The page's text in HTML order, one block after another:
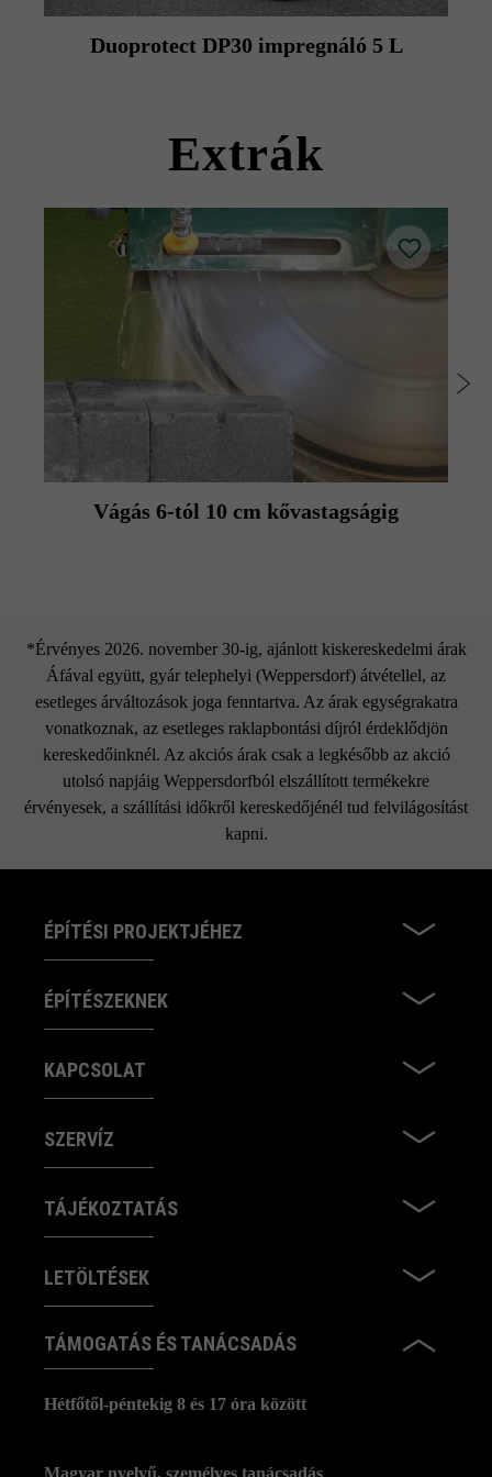
Duoprotect DP30 impregnáló 5 L
Extrák
Vágás 6-tól 10 cm kővastagságig
*Érvényes 2026. november 30-ig, ajánlott kiskereskedelmi árak
Áfával együtt, gyár telephelyi (Weppersdorf) átvétellel, az
esetleges árváltozások joga fenntartva. Az árak egységrakatra
vonatkoznak, az esetleges raklapbontási díjról érdeklődjön
kereskedőinknél. Az akciós árak csak a legkésőbb az akció
utolsó napjáig Weppersdorfból elszállított termékekre
érvényesek, a szállítási időkről kereskedőjénél tud felvilágosítást
kapni.
ÉPÍTÉSI PROJEKTJÉHEZ
ÉPÍTÉSZEKNEK
KAPCSOLAT
SZERVÍZ
TÁJÉKOZTATÁS
LETÖLTÉSEK
TÁMOGATÁS ÉS TANÁCSADÁS
Hétfőtől-péntekig 8 és 17 óra között